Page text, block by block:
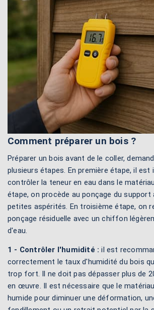
Comment préparer un bois ?
Préparer un bois avant de le coller,
plusieurs étapes. En première étape, il est
contrôler la teneur en eau dans le
étape, on procède au ponçage du support
petites aspérités. En troisième étape, on
ponçage résiduelle avec un chiffon
d'eau.
1 - Contrôler l'humidité : il est
correctement le taux d'humidité du bois
trop fort. Il ne doit pas dépasser plus de
en œuvre. Il est nécessaire que le
humide pour diminuer une déformation,